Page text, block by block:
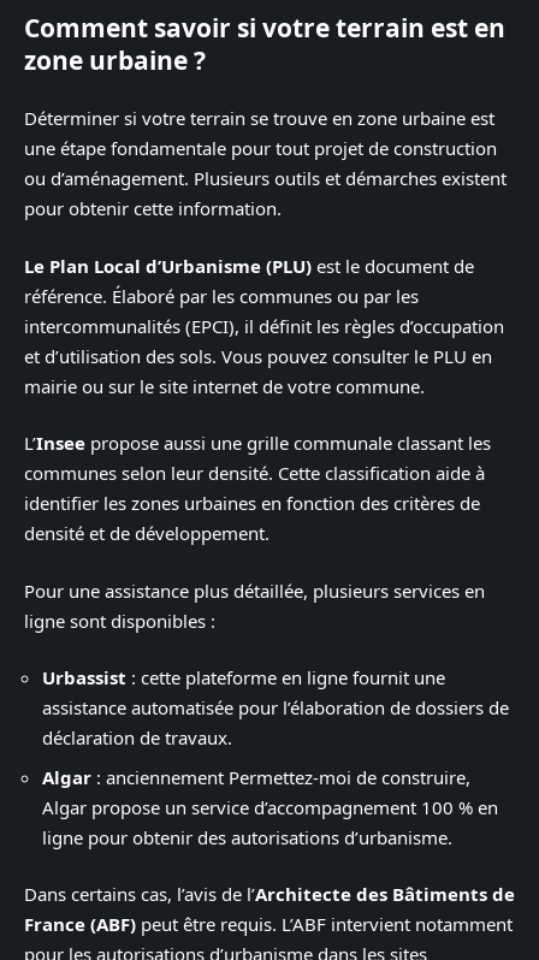
Comment savoir si votre terrain est en
zone urbaine ?
Déterminer si votre terrain se trouve en zone urbaine est
une étape fondamentale pour tout projet de construction
ou d’aménagement. Plusieurs outils et démarches existent
pour obtenir cette information.
Le Plan Local d’Urbanisme (PLU) est le document de
référence. Élaboré par les communes ou par les
intercommunalités (EPCI), il définit les règles d’occupation
et d’utilisation des sols. Vous pouvez consulter le PLU en
mairie ou sur le site internet de votre commune.
L’Insee propose aussi une grille communale classant les
communes selon leur densité. Cette classification aide à
identifier les zones urbaines en fonction des critères de
densité et de développement.
Pour une assistance plus détaillée, plusieurs services en
ligne sont disponibles :
Urbassist : cette plateforme en ligne fournit une
assistance automatisée pour l’élaboration de dossiers de
déclaration de travaux.
Algar : anciennement Permettez-moi de construire,
Algar propose un service d’accompagnement 100 % en
ligne pour obtenir des autorisations d’urbanisme.
Dans certains cas, l’avis de l’Architecte des Bâtiments de
France (ABF) peut être requis. L’ABF intervient notamment
pour les autorisations d’urbanisme dans les sites